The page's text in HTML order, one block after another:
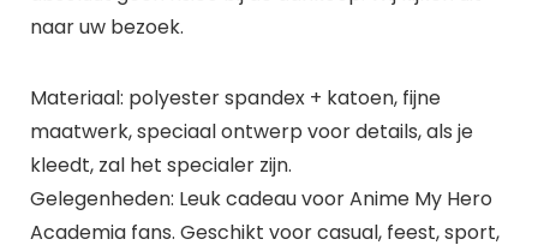
naar uw bezoek.
Materiaal: polyester spandex + katoen, fijne
maatwerk, speciaal ontwerp voor details, als je
kleedt, zal het specialer zijn.
Gelegenheden: Leuk cadeau voor Anime My Hero
Academia fans. Geschikt voor casual, feest, sport,